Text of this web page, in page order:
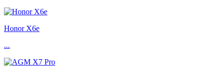
Honor X6e
...